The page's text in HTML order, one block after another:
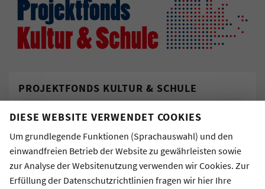
DIESE WEBSITE VERWENDET COOKIES
Um grundlegende Funktionen (Sprachauswahl) und den
einwandfreien Betrieb der Website zu gewährleisten sowie
zur Analyse der Websitenutzung verwenden wir Cookies. Zur
Erfüllung der Datenschutzrichtlinien fragen wir hier Ihre
PROJEKTFONDS KULTUR & SCHULE
Kultureinrichtungen und Kulturschaffende in
Kooperation mit Hamburger Schulen Projektideen
einreichen, die Impulse für eine nachhaltige Entwicklung
der Schulen geben. Willkommen sind Vorhaben in allen
künstlerischen Sparten, allen Formaten und für alle